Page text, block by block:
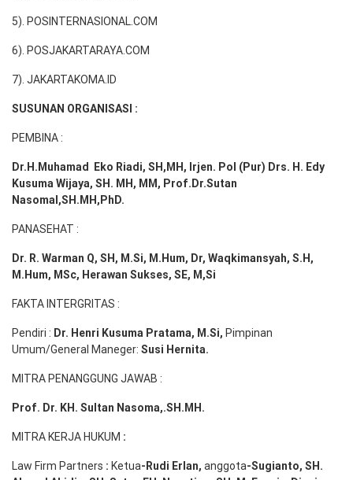
5). POSINTERNASIONAL.COM
6). POSJAKARTARAYA.COM
7). JAKARTAKOMA.ID
SUSUNAN ORGANISASI :
PEMBINA :
Dr.H.Muhamad Eko Riadi, SH,MH , Irjen. Pol (Pur) Drs. H. Edy
Kusuma Wijaya, SH. MH, MM, Prof. Dr.Sutan
Nasomal,SH.MH,PhD.
PANASEHAT :
Dr. R. Warman Q, SH, M.Si, M.Hum, Dr, Waqkimansyah, S.H,
M.Hum, MSc, Herawan Sukses, SE, M,Si
FAKTA INTERGRITAS :
Pendiri : Dr. Henri Kusuma Pratama, M.Si, Pimpinan
Umum/General Maneger: Susi Hernita.
MITRA PENANGGUNG JAWAB :
Prof. Dr. KH. Sultan Nasoma,.SH.MH.
MITRA KERJA HUKUM :
Law Firm Partners : Ketua-Rudi Erlan, anggota-Sugianto, SH.